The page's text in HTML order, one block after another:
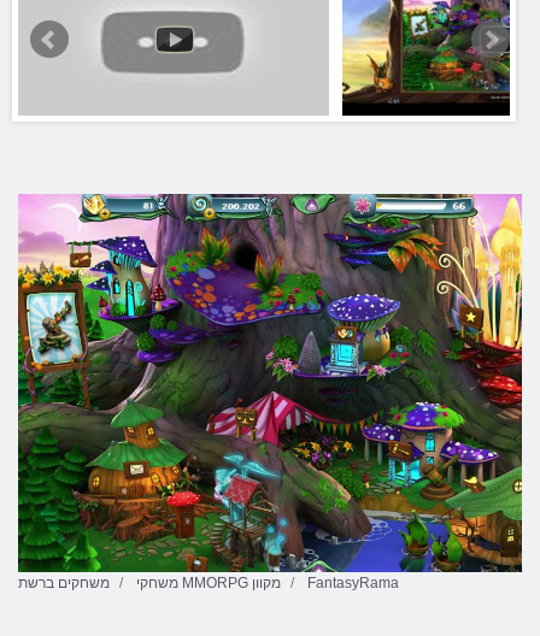
משחקים ברשת משחקי MMORPG מקוון FantasyRama